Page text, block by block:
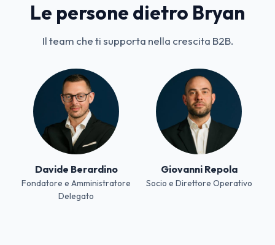
Le persone dietro Bryan
Il team che ti supporta nella crescita B2B.
Davide Berardino
Fondatore e Amministratore
Delegato
Giovanni Repola
Socio e Direttore Operativo